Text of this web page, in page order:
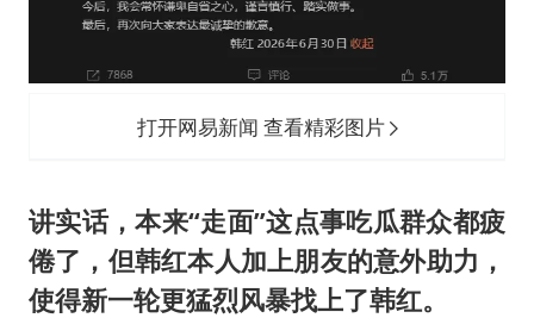
打开网易新闻 查看精彩图片
讲实话，本来“走面”这点事吃瓜群众都疲
倦了，但韩红本人加上朋友的意外助力，
使得新一轮更猛烈风暴找上了韩红。